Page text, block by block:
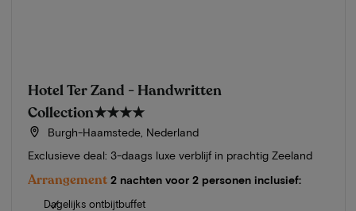
Hotel Ter Zand - Handwritten
Collection★★★★
Burgh-Haamstede, Nederland
Exclusieve deal: 3-daags luxe verblijf in prachtig Zeeland
Arrangement 2 nachten voor 2 personen inclusief:
Dagelijks ontbijtbuffet